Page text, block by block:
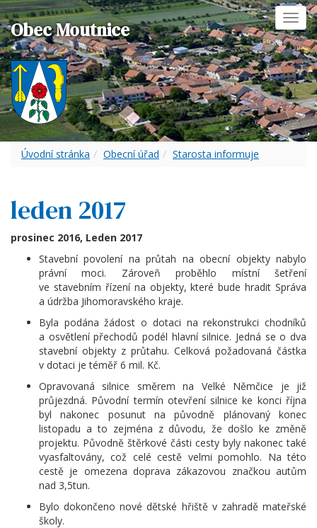
Obec Moutnice
Úvodní stránka Obecní úřad Starosta informuje
leden 2017
prosinec 2016, Leden 2017
Stavební povolení na průtah na obecní objekty nabylo
právní moci. Zároveň proběhlo místní šetření
ve stavebním řízení na objekty, které bude hradit Správa
a údržba Jihomoravského kraje.
Byla podána žádost o dotaci na rekonstrukci chodníků
a osvětlení přechodů podél hlavní silnice. Jedná se o dva
stavební objekty z průtahu. Celková požadovaná částka
v dotaci je téměř 6 mil. Kč.
Opravovaná silnice směrem na Velké Němčice je již
průjezdná. Původní termín otevření silnice ke konci října
byl nakonec posunut na původně plánovaný konec
listopadu a to zejména z důvodu, že došlo ke změně
projektu. Původně štěrkové části cesty byly nakonec také
vyasfaltovány, což celé cestě velmi pomohlo. Na této
cestě je omezena doprava zákazovou značkou autům
nad 3,5tun.
Bylo dokončeno nové dětské hřiště v zahradě mateřské
školy.